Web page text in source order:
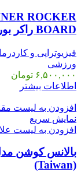
ROCKER
BOARD راکر بورد دو جهته تراباند
فیزیوتراپی و
ورزشی
۶,۵۰۰,۰۰۰ تومان
اطلاعات بیشتر
افزودن به لیست
نمایش سریع
افزودن به لیست
(Taiwan)